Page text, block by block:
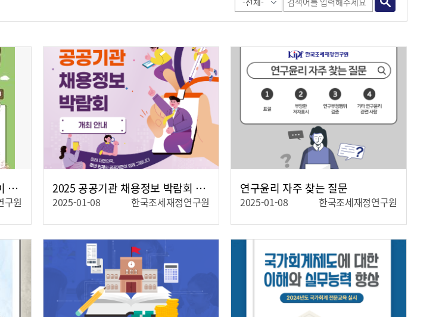
2025년 개인정보 보호주간 맞이 락스타가 알려주는 개인정보 필수상식
구원
2025 공공기관 채용정보 박람회 개최 안내
2025-01-08 한국조세재정연구원
자세히보기
연구윤리 자주 찾는 질문
2025-01-08 한국조세재정연구원
자세히보기